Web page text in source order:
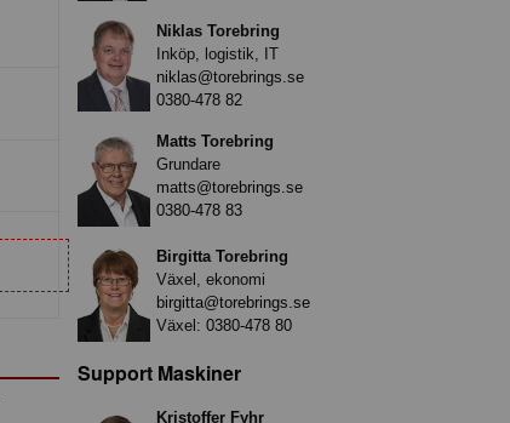
Niklas Torebring
Inköp, logistik, IT
niklas@torebrings.se
0380-478 82
Matts Torebring
Grundare
matts@torebrings.se
0380-478 83
Birgitta Torebring
Växel, ekonomi
birgitta@torebrings.se
Växel: 0380-478 80
Support Maskiner
Kristoffer Fyhr